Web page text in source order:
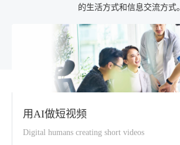
的生活方式和信息交流方式。
用AI做短视频
Digital humans creating short videos